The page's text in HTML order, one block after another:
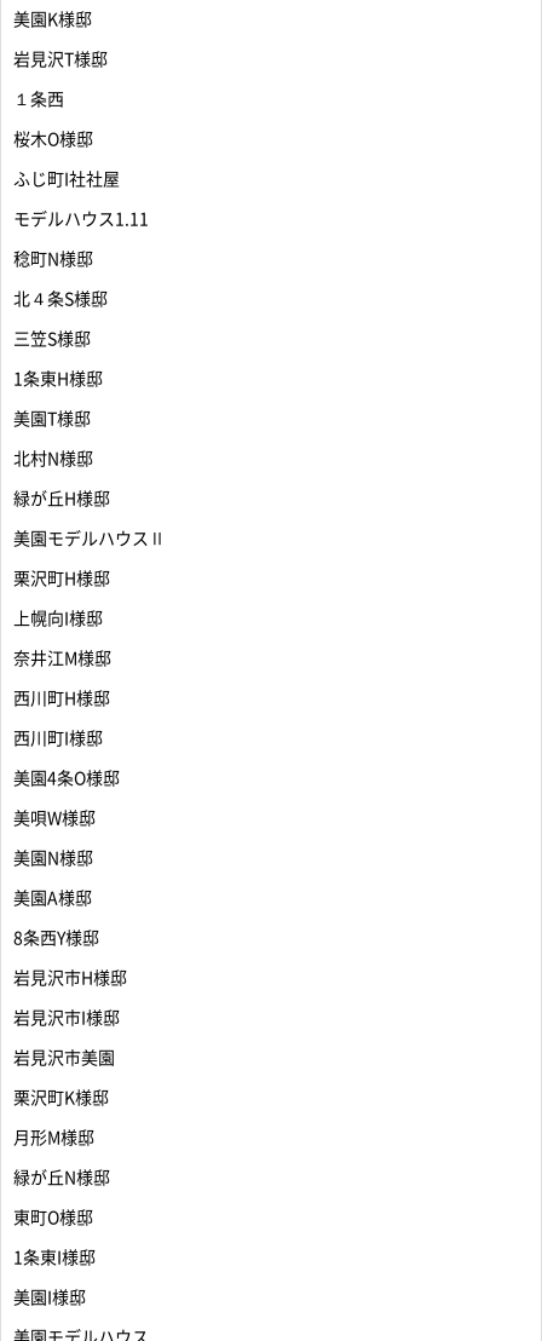
美園K様邸
岩見沢T様邸
１条西
桜木O様邸
ふじ町I社社屋
モデルハウス1.11
稔町N様邸
北４条S様邸
三笠S様邸
1条東H様邸
美園T様邸
北村N様邸
緑が丘H様邸
美園モデルハウスⅡ
栗沢町H様邸
上幌向I様邸
奈井江M様邸
西川町H様邸
西川町I様邸
美園4条O様邸
美唄W様邸
美園N様邸
美園A様邸
8条西Y様邸
岩見沢市H様邸
岩見沢市I様邸
岩見沢市美園
栗沢町K様邸
月形M様邸
緑が丘N様邸
東町O様邸
1条東I様邸
美園I様邸
美園モデルハウス